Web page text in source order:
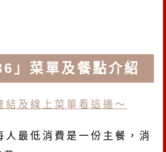
」菜單及餐點介紹
結及線上菜單看這邊～
人最低消費是一份主餐，消